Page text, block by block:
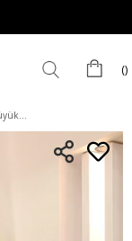
Desenli Büyük Beden Oranj Şifon Bluz